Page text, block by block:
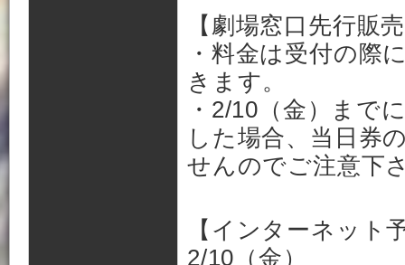
【劇場窓口先行販
・料金は受付の際
きます。
・2/10（金）まで
した場合、当日券
せんのでご注意下
【インターネット
2/10（金）